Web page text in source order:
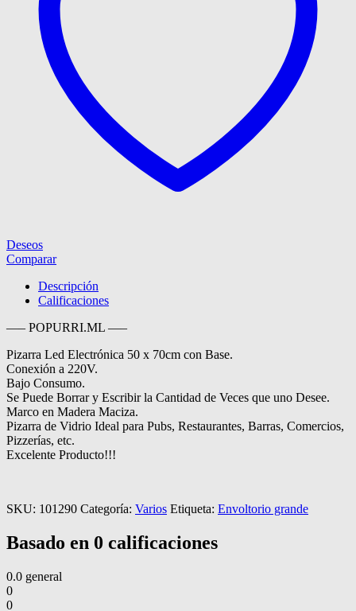
Deseos
Comparar
Descripción
Calificaciones
—– POPURRI.ML —–
Pizarra Led Electrónica 50 x 70cm con Base.
Conexión a 220V.
Bajo Consumo.
Se Puede Borrar y Escribir la Cantidad de Veces que uno Desee.
Marco en Madera Maciza.
Pizarra de Vidrio Ideal para Pubs, Restaurantes, Barras, Comercios,
Pizzerías, etc.
Excelente Producto!!!
SKU: 101290 Categoría: Varios Etiqueta: Envoltorio grande
Basado en 0 calificaciones
0.0 general
0
0